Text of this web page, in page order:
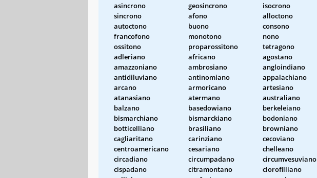
asincrono geosincrono isocrono
sincrono
afono alloctono
autoctono
buono consono
francofono
monotono nono
ossitono
proparossitono tetragono
adleriano
africano agostano
amazzoniano
ambrosiano angloindiano
antidiluviano
antinomiano appalachiano
arcano
armoricano artesiano
atanasiano
atermano australiano
balzano
basedowiano berkeleiano
bismarchiano
bismarckiano bodoniano
botticelliano
brasiliano browniano
cagliaritano
carinziano cecoviano
centroamericano
cesariano chelleano
circadiano
circumpadano circumvesuviano
cispadano
citramontano clorofilliano